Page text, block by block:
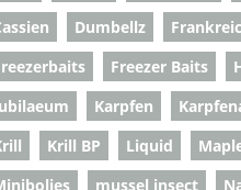
Dumbellz
Freezer Baits
Karpfen
Krill BP Liquid
mussel insect